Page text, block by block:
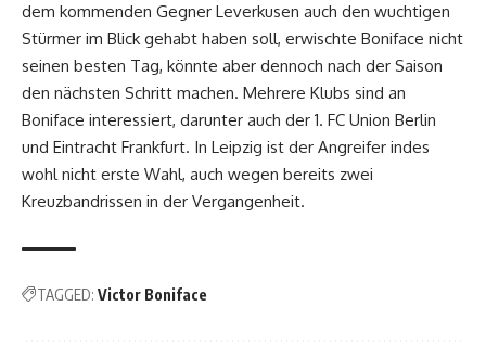
dem kommenden Gegner Leverkusen auch den wuchtigen
Stürmer im Blick gehabt haben soll, erwischte Boniface nicht
seinen besten Tag, könnte aber dennoch nach der Saison
den nächsten Schritt machen. Mehrere Klubs sind an
Boniface interessiert, darunter auch der 1. FC Union Berlin
und Eintracht Frankfurt. In Leipzig ist der Angreifer indes
wohl nicht erste Wahl, auch wegen bereits zwei
Kreuzbandrissen in der Vergangenheit.
TAGGED: Victor Boniface